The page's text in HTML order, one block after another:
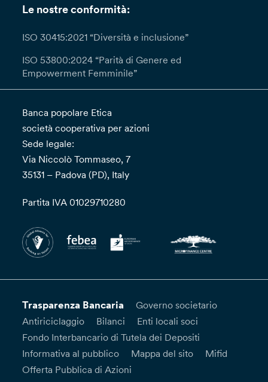
Le nostre conformità:
ISO 30415:2021 “Diversità e inclusione”
ISO 53800:2024 “Parità di Genere ed
Empowerment Femminile”
Banca popolare Etica
società cooperativa per azioni
Sede legale:
Via Niccolò Tommaseo, 7
35131 – Padova (PD), Italy
Partita IVA 01029710280
Trasparenza Bancaria
Governo societario
Antiriciclaggio
Bilanci
Enti locali soci
Fondo Interbancario di Tutela dei Depositi
Informativa al pubblico
Mappa del sito
Mifid
Offerta Pubblica di Azioni